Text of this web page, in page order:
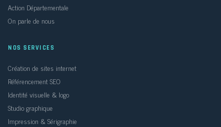
Action Départementale
On parle de nous
NOS SERVICES
Création de sites internet
Référencement SEO
Identité visuelle & logo
Studio graphique
Impression & Sérigraphie